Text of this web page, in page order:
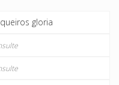
gloria